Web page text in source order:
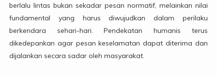
berlalu lintas bukan sekadar pesan normatif, melainkan nilai
fundamental yang harus diwujudkan dalam perilaku
berkendara sehari-hari. Pendekatan humanis terus
dikedepankan agar pesan keselamatan dapat diterima dan
dijalankan secara sadar oleh masyarakat.